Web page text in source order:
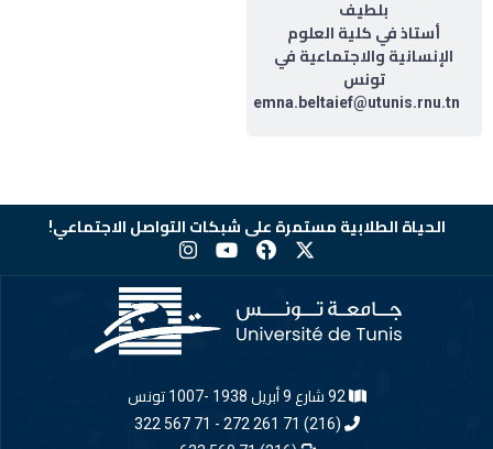
بلطيف
أستاذ في كلية العلوم
الإنسانية والاجتماعية في
تونس
emna.beltaief@utunis.rnu.tn
الحياة الطلابية مستمرة على شبكات التواصل الاجتماعي!
(216) 71 261 272 - 71 567 322